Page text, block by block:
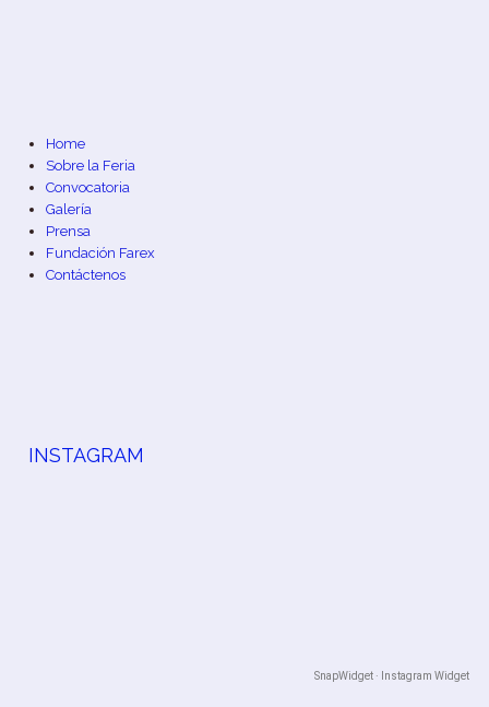
Home
Sobre la Feria
Convocatoria
Galería
Prensa
Fundación Farex
Contáctenos
INSTAGRAM
SnapWidget · Instagram Widget